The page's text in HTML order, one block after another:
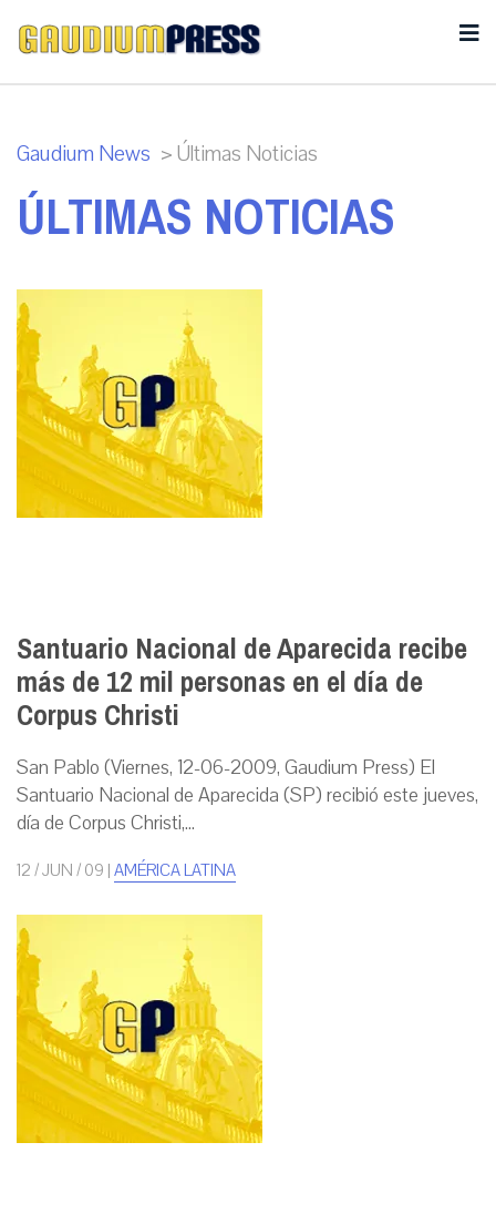
Gaudium News >Últimas Noticias
ÚLTIMAS NOTICIAS
Santuario Nacional de Aparecida recibe
más de 12 mil personas en el día de
Corpus Christi
San Pablo (Viernes, 12-06-2009, Gaudium Press) El
Santuario Nacional de Aparecida (SP) recibió este jueves,
día de Corpus Christi,...
12 / JUN / 09 | AMÉRICA LATINA